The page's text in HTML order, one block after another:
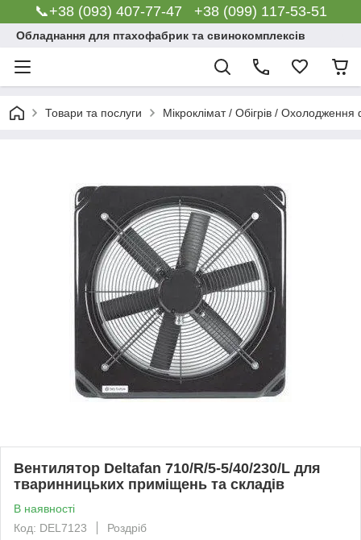
📞+38 (093) 407-77-47 +38 (099) 117-53-51
Обладнання для птахофабрик та свинокомплексів
Товари та послуги Мікроклімат / Обігрів /
Вентилятор Deltafan 710/R/5-5/40/230/L для
тваринницьких приміщень та складів
В наявності
Код: DEL7123
Роздріб